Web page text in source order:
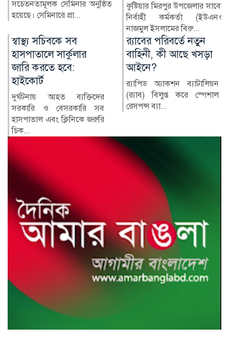
কুষ্টিয়ার মিরপুর উপজেলার সাবেক
নির্বাহী কর্মকর্তা (ইউএনও)
নিরাপদ, নিয়মিত ও বিধিসম্মত
অভিবাসনের মাধ্যমে বিদেশগামী
কর্মীদের প্রতারণার ঝুঁ...
র‍্যাবের পরিবর্তে নতুন
বাহিনী, কী আছে খসড়া
আইনে?
র‍্যাপিড অ্যাকশন ব্যাটালিয়ন
(র‍্যাব) বিলুপ্ত করে স্পেশাল
রেসপন্স ব্যা...
নোয়াখালীতে জিও ব্যাগ
প্রকল্পে অনিয়মের
অভিযোগ, এলাকাবাসীর
মানববন্ধন
নোয়াখালীর সুবর্ণচর উপজেলার
পূর্ব চরবাটা ইউনিয়নের সেলিম